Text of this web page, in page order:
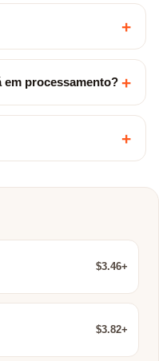
+
em processamento? +
+
$3.46+
$3.82+